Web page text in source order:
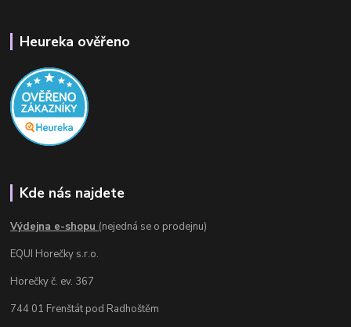
Heureka ověřeno
Kde nás najdete
Výdejna e-shopu (nejedná se o prodejnu)
EQUI Horečky s.r.o.
Horečky č. ev. 367
744 01 Frenštát pod Radhoštěm